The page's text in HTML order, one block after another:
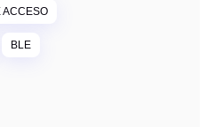
ACCESO
BLE